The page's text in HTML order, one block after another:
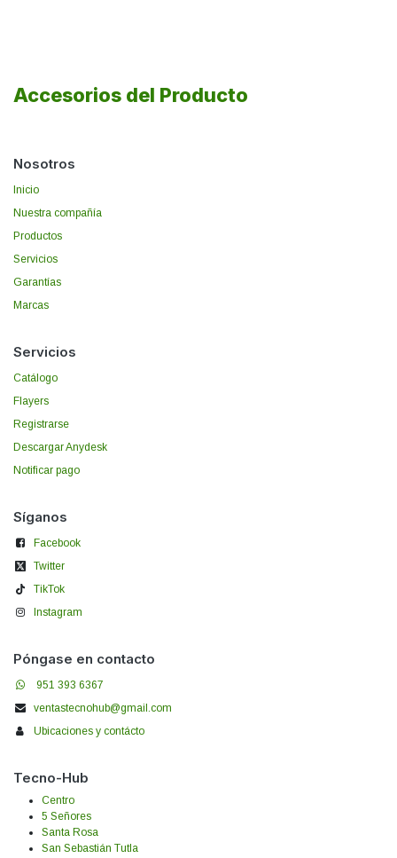
Accesorios del Producto
Nosotros
Inicio
Nuestra compañía
Productos
Servicios
Garantías
Marcas
Servicios
Catálogo
Flayers
Registrarse
Descargar Anydesk
Notificar pago
Síganos
Facebook
Twitter
TikTok
Instagram
Póngase en contacto
951 393 6367
ventastecnohub@gmail.com
Ubicaciones y contácto
Tecno-Hub
Centro
5 Señores
Santa Rosa
San Sebastián Tutla